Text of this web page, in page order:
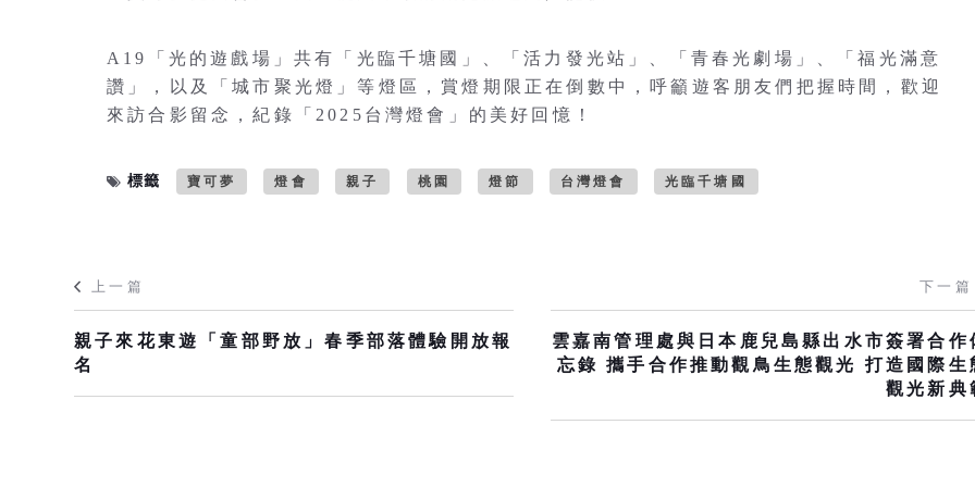
A19「光的遊戲場」共有「光臨千塘國」、「活力發光站」、「青春光劇場」、「福光滿意
讚」，以及「城市聚光燈」等燈區，賞燈期限正在倒數中，呼籲遊客朋友們把握時間，歡迎
來訪合影留念，紀錄「2025台灣燈會」的美好回憶！
標籤 寶可夢 燈會 親子 桃園 燈節 台灣燈會 光臨千塘國
上一篇
親子來花東遊「童部野放」春季部落體驗開放報
名
下一篇
雲嘉南管理處與日本鹿兒島縣出水市簽署合作
忘錄 攜手合作推動觀鳥生態觀光 打造國際生
觀光新典